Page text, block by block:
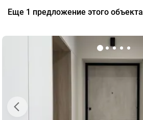
Еще 1 предложение этого объекта